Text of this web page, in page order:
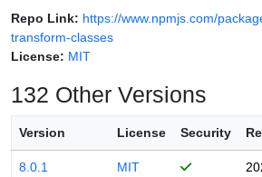
Repo Link: https://www.npmjs.com/
transform-classes
License: MIT
132 Other Versions
Version License Security
8.0.1 MIT